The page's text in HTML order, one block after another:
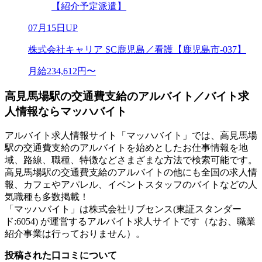
【紹介予定派遣】
07月15日UP
株式会社キャリア SC鹿児島／看護【鹿児島市-037】
月給234,612円〜
高見馬場駅の交通費支給のアルバイト／バイト求
人情報ならマッハバイト
アルバイト求人情報サイト「マッハバイト」では、高見馬場
駅の交通費支給のアルバイトを始めとしたお仕事情報を地
域、路線、職種、特徴などさまざまな方法で検索可能です。
高見馬場駅の交通費支給のアルバイトの他にも全国の求人情
報、カフェやアパレル、イベントスタッフのバイトなどの人
気職種も多数掲載！
「マッハバイト」は株式会社リブセンス(東証スタンダー
ド:6054) が運営するアルバイト求人サイトです（なお、職業
紹介事業は行っておりません）。
投稿された口コミについて